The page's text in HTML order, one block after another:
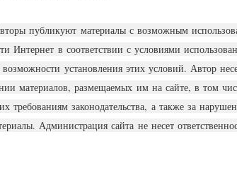
публикуют материалы с возможным
Интернет в соответствии с условиями
установления этих условий. Автор
материалов, размещаемых им на сайте, в том
требованиям законодательства, а также за
Администрация сайта не несет